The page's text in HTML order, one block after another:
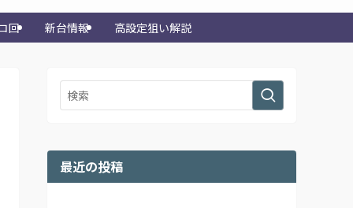
回 新台情報 高設定狙い解説
最近の投稿